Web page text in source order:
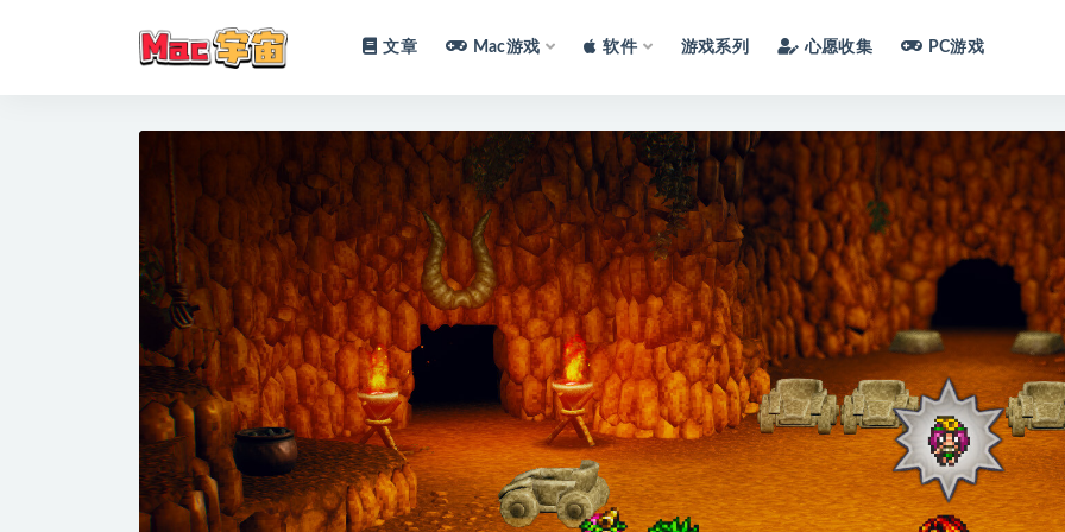
文章 Mac游戏 软件 游戏系列 心愿收集 PC游戏